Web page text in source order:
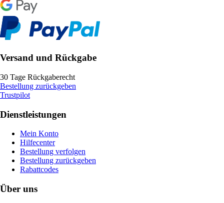
Versand und Rückgabe
30 Tage Rückgaberecht
Bestellung zurückgeben
Trustpilot
Dienstleistungen
Mein Konto
Hilfecenter
Bestellung verfolgen
Bestellung zurückgeben
Rabattcodes
Über uns